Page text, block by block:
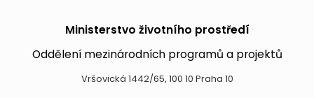
Ministerstvo životního prostředí
Oddělení mezinárodních programů a projektů
Vršovická 1442/65, 100 10 Praha 10